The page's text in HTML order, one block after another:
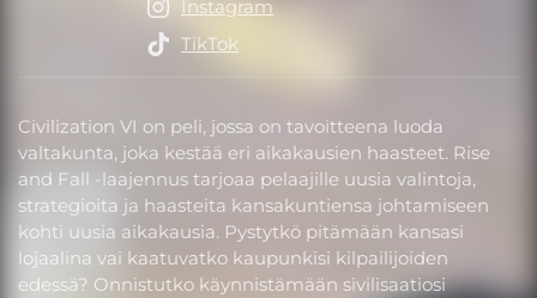
Civilization VI on peli, jossa on tavoitteena luoda
valtakunta, joka kestää eri aikakausien haasteet. Rise
and Fall -laajennus tarjoaa pelaajille uusia valintoja,
strategioita ja haasteita kansakuntiensa johtamiseen
kohti uusia aikakausia. Pystytkö pitämään kansasi
lojaalina vai kaatuvatko kaupunkisi kilpailijoiden
edessä? Onnistutko käynnistämään sivilisaatiosi
Instagram
TikTok